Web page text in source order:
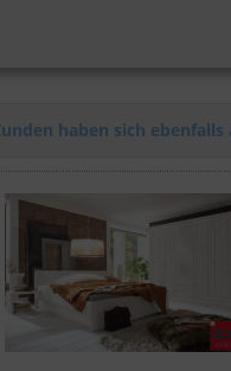
haben sich ebenfalls